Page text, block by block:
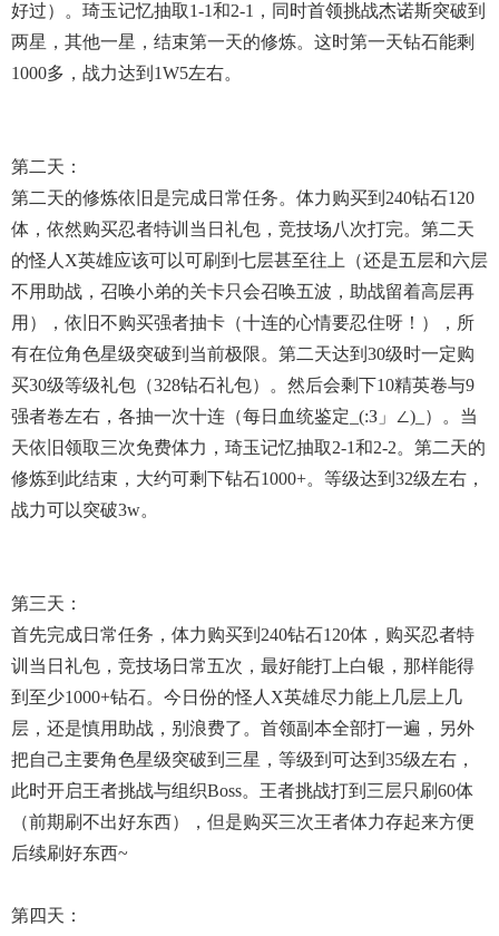
好过）。琦玉记忆抽取1-1和2-1，同时首领挑战杰诺斯突破到
两星，其他一星，结束第一天的修炼。这时第一天钻石能剩
1000多，战力达到1W5左右。
第二天：
第二天的修炼依旧是完成日常任务。体力购买到240钻石120
体，依然购买忍者特训当日礼包，竞技场八次打完。第二天
的怪人X英雄应该可以可刷到七层甚至往上（还是五层和六层
不用助战，召唤小弟的关卡只会召唤五波，助战留着高层再
用），依旧不购买强者抽卡（十连的心情要忍住呀！），所
有在位角色星级突破到当前极限。第二天达到30级时一定购
买30级等级礼包（328钻石礼包）。然后会剩下10精英卷与9
强者卷左右，各抽一次十连（每日血统鉴定_(:з」∠)_）。当
天依旧领取三次免费体力，琦玉记忆抽取2-1和2-2。第二天的
修炼到此结束，大约可剩下钻石1000+。等级达到32级左右，
战力可以突破3w。
第三天：
首先完成日常任务，体力购买到240钻石120体，购买忍者特
训当日礼包，竞技场日常五次，最好能打上白银，那样能得
到至少1000+钻石。今日份的怪人X英雄尽力能上几层上几
层，还是慎用助战，别浪费了。首领副本全部打一遍，另外
把自己主要角色星级突破到三星，等级到可达到35级左右，
此时开启王者挑战与组织boss。王者挑战打到三层只刷60体
（前期刷不出好东西），但是购买三次王者体力存起来方便
后续刷好东西~
第四天：